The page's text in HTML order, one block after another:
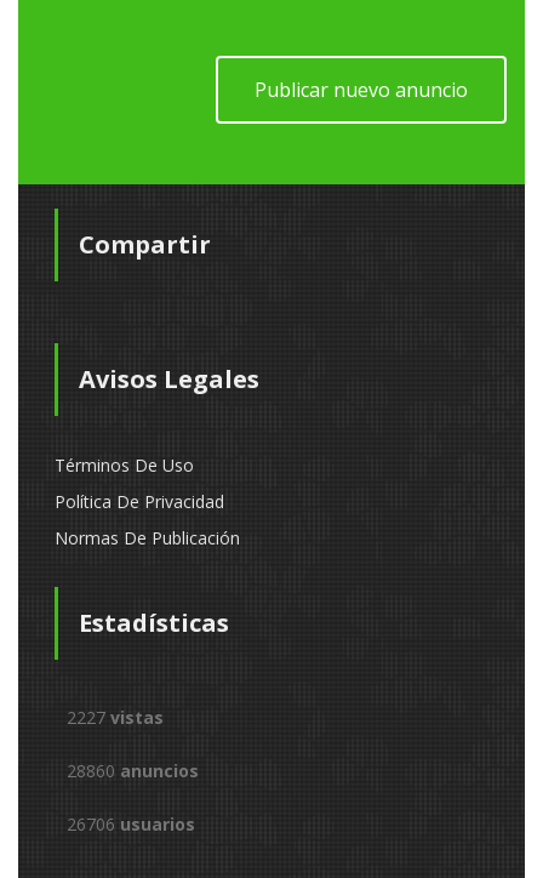
Publicar nuevo anuncio
Compartir
Avisos Legales
Términos De Uso
Política De Privacidad
Normas De Publicación
Estadísticas
2227 vistas
28860 anuncios
26706 usuarios